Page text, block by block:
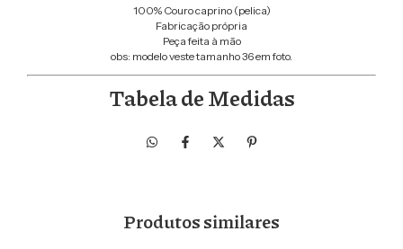
100% Couro caprino (pelica)
Fabricação própria
Peça feita à mão
obs: modelo veste tamanho 36 em foto.
Tabela de Medidas
Produtos similares